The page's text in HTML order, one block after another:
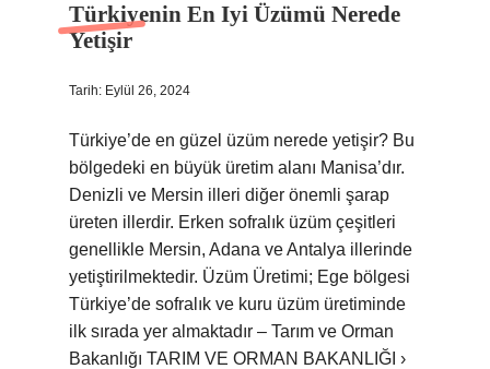
Türkiyenin En Iyi Üzümü Nerede
Yetişir
Tarih: Eylül 26, 2024
Türkiye’de en güzel üzüm nerede yetişir? Bu
bölgedeki en büyük üretim alanı Manisa’dır.
Denizli ve Mersin illeri diğer önemli şarap
üreten illerdir. Erken sofralık üzüm çeşitleri
genellikle Mersin, Adana ve Antalya illerinde
yetiştirilmektedir. Üzüm Üretimi; Ege bölgesi
Türkiye’de sofralık ve kuru üzüm üretiminde
ilk sırada yer almaktadır – Tarım ve Orman
Bakanlığı TARIM VE ORMAN BAKANLIĞI ›